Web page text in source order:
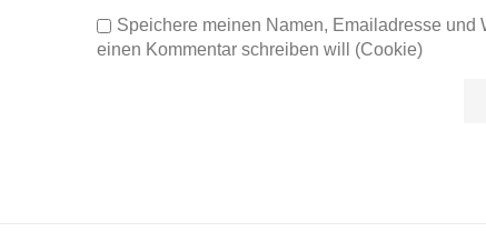
Speichere meinen Namen, Emailadresse
einen Kommentar schreiben will (Cookie)